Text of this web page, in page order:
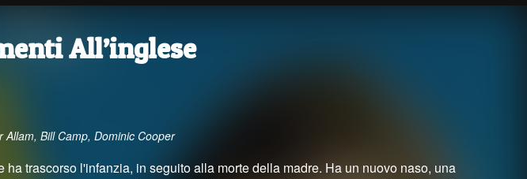
All’inglese
Bill Camp, Dominic Cooper
trascorso l'infanzia, in seguito alla morte della madre. Ha un nuovo naso, una